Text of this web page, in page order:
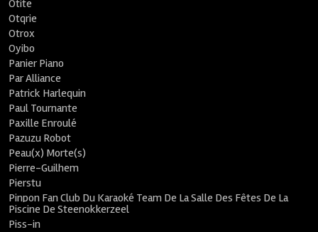
Otite
Otqrie
Otrox
Oyibo
Panier Piano
Par Alliance
Patrick Harlequin
Paul Tournante
Paxille Enroulé
Pazuzu Robot
Peau(x) Morte(s)
Pierre-Guilhem
Pierstu
Pinpon Fan Club Du Karaoké Team De La Salle Des Fêtes De La
Piscine De Steenokkerzeel
Piss-in